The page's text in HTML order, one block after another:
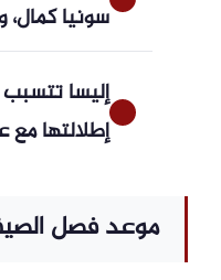
سونيا كمال،
إليسا
إطلالتها مع
موعد فصل الصيف 2026